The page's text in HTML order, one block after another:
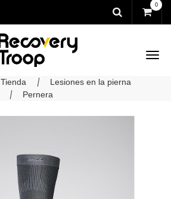
0
Tienda
Lesiones en la pierna
Pernera